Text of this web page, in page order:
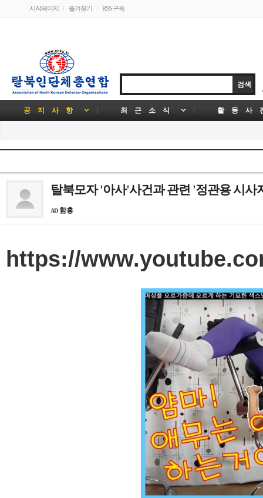
시작페이지 즐겨찾기 RSS 구독
공 지 사 항 최 근 소 식 활 동 사
탈북모자 '아사'사건과 관련 '정관용 시사
AD 함흥
https://